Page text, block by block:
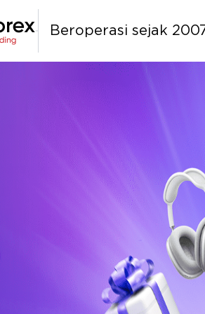
Beroperasi sejak